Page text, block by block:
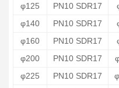
φ125
PN10 SDR17
φ140
PN10 SDR17
φ160
PN10 SDR17
φ200
PN10 SDR17
φ225
PN10 SDR17